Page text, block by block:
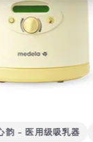
韵 - 医用级吸乳器